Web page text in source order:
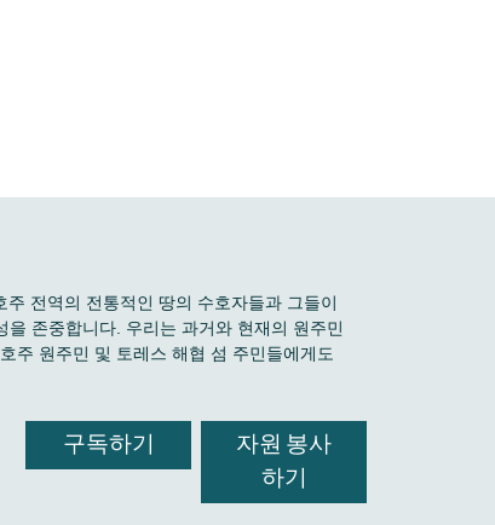
전역의 전통적인 땅의 수호자들과 그들이
존중합니다. 우리는 과거와 현재의 원주민
주 원주민 및 토레스 해협 섬 주민들에게도
구독하기
자원 봉사
하기